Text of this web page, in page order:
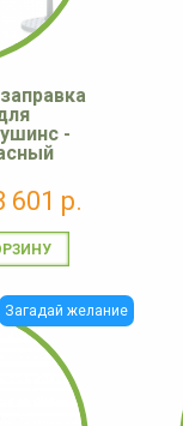
-
601 р.
Загадай желание